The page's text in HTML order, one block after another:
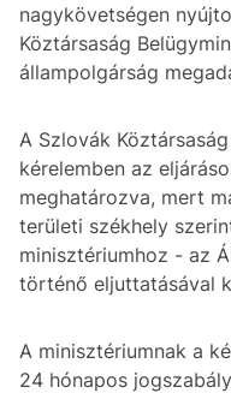
nagykövetségen
Köztársaság
állampolgárság
A Szlovák
kérelemben az
meghatározva, mert
területi székhely
minisztériumhoz - az
történő eljuttatásával
A minisztériumnak a
24 hónapos